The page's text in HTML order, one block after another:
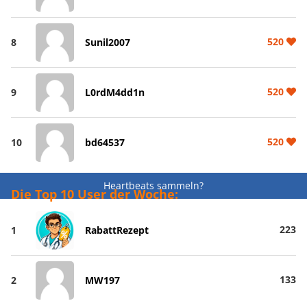
8 Sunil2007 520
9 L0rdM4dd1n 520
10 bd64537 520
Heartbeats sammeln?
Die Top 10 User der Woche:
1 RabattRezept 223
2 MW197 133